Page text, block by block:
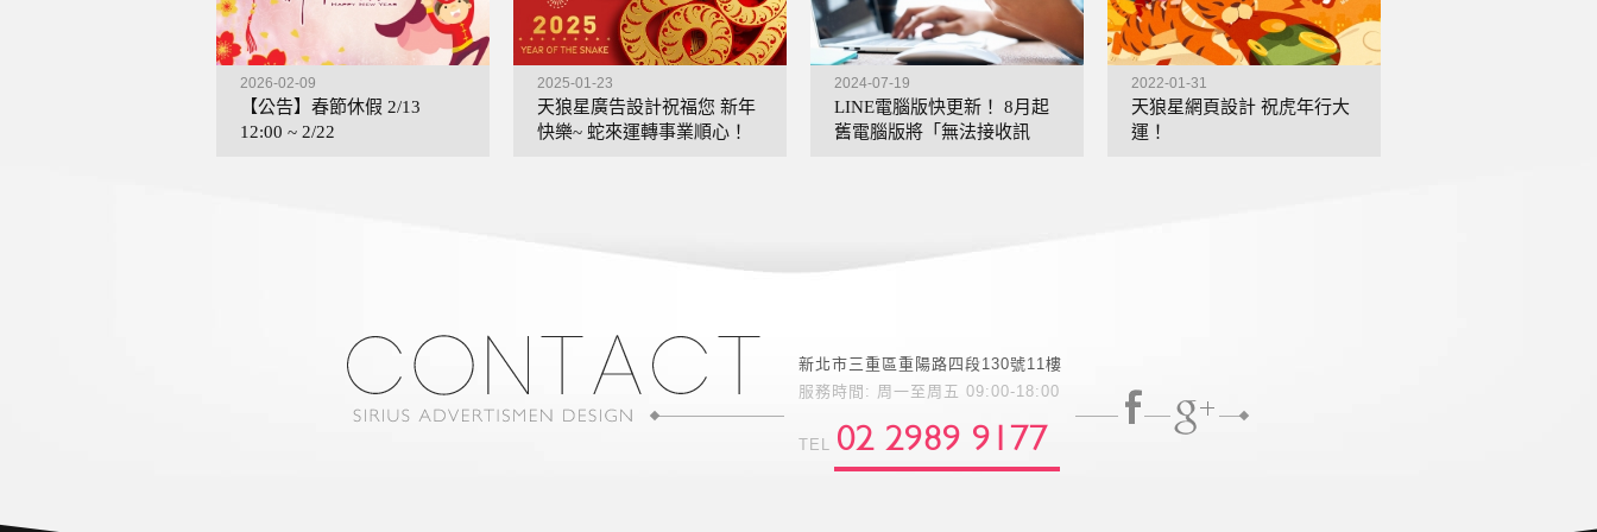
2026-02-09
【公告】春節休假 2/13
12:00 ~ 2/22
2025-01-23
天狼星廣告設計祝福您 新年
快樂~ 蛇來運轉事業順心！
2024-07-19
LINE電腦版快更新！ 8月起
舊電腦版將「無法接收訊
2022-01-31
天狼星網頁設計 祝虎年行大
運！
新北市三重區重陽路四段130號11樓
服務時間: 周一至周五 09:00-18:00
TEL
02 2989 9177